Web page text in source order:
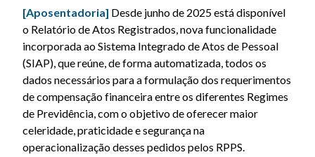
[Aposentadoria] Desde junho de 2025 está disponível
o Relatório de Atos Registrados, nova funcionalidade
incorporada ao Sistema Integrado de Atos de Pessoal
(SIAP), que reúne, de forma automatizada, todos os
dados necessários para a formulação dos requerimentos
de compensação financeira entre os diferentes Regimes
de Previdência, com o objetivo de oferecer maior
celeridade, praticidade e segurança na
operacionalização desses pedidos pelos RPPS.